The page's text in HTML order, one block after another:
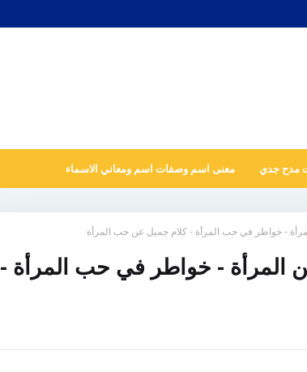
مدح جدي معنى اسم وصفات اسم ومعاني الاسماء
- خواطر في حب المرأة - كلام جميل عن حب المرأة
المرأة - خواطر في حب المرأة -